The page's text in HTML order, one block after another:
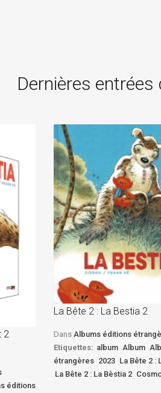
Dernières
2
éditions
La Bête 2 : La Bestia 2
Dans Albums éditions
Etiquettes: album Album
étrangères 2023 La Bête 2 :
La Bête 2 : La Bèstia 2